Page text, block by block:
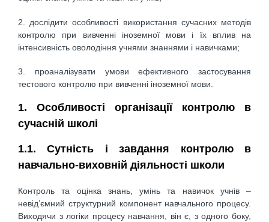
2. дослідити особливості використання сучасних методів
контролю при вивченні іноземної мови і їх вплив на
інтенсивність оволодіння учнями знаннями і навичками;
3. проаналізувати умови ефективного застосування
тестового контролю при вивченні іноземної мови.
1. Особливості організації контролю в
сучасній школі
1.1. Сутність і завдання контролю в
навчально-виховній діяльності школи
Контроль та оцінка знань, умінь та навичок учнів –
невід’ємний структурний компонент навчального процесу.
Виходячи з логіки процесу навчання, він є, з одного боку,